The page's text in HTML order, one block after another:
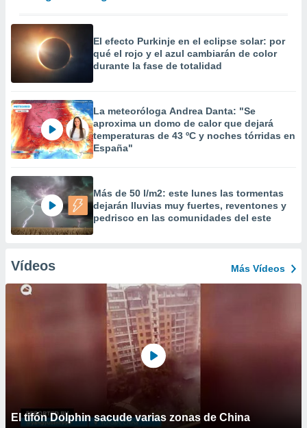
El efecto Purkinje en el eclipse solar: por
qué el rojo y el azul cambiarán de color
durante la fase de totalidad
La meteoróloga Andrea Danta: "Se
aproxima un domo de calor que dejará
temperaturas de 43 ºC y noches tórridas en
España"
Más de 50 l/m2: este lunes las tormentas
dejarán lluvias muy fuertes, reventones y
pedrisco en las comunidades del este
Vídeos Más Vídeos
El tifón Dolphin sacude varias zonas de China